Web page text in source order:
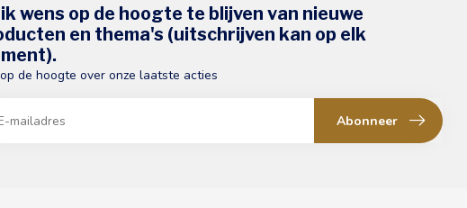
ik wens op de hoogte te blijven van nieuwe
en thema's (uitschrijven kan op elk
de hoogte over onze laatste acties
Abonneer